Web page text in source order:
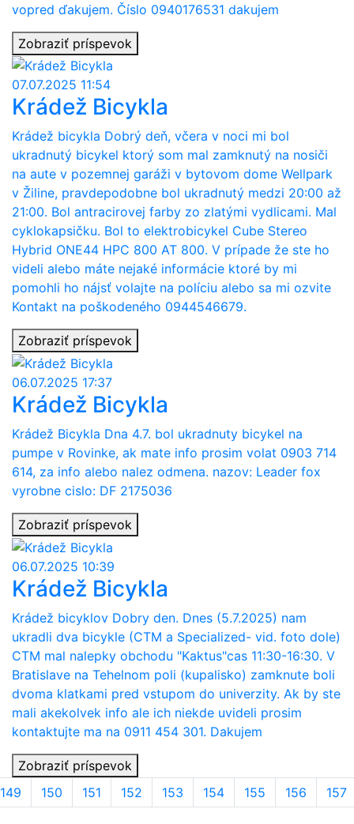
vopred ďakujem. Číslo 0940176531 dakujem
Zobraziť príspevok
07.07.2025 11:54
Krádež Bicykla
Krádež bicykla Dobrý deň, včera v noci mi bol
ukradnutý bicykel ktorý som mal zamknutý na nosiči
na aute v pozemnej garáži v bytovom dome Wellpark
v Žiline, pravdepodobne bol ukradnutý medzi 20:00 až
21:00. Bol antracirovej farby zo zlatými vydlicami. Mal
cyklokapsičku. Bol to elektrobicykel Cube Stereo
Hybrid ONE44 HPC 800 AT 800. V prípade že ste ho
videli alebo máte nejaké informácie ktoré by mi
pomohli ho nájsť volajte na políciu alebo sa mi ozvite
Kontakt na poškodeného 0944546679.
Zobraziť príspevok
06.07.2025 17:37
Krádež Bicykla
Krádež Bicykla Dna 4.7. bol ukradnuty bicykel na
pumpe v Rovinke, ak mate info prosim volat 0903 714
614, za info alebo nalez odmena. nazov: Leader fox
vyrobne cislo: DF 2175036
Zobraziť príspevok
06.07.2025 10:39
Krádež Bicykla
Krádež bicyklov Dobry den. Dnes (5.7.2025) nam
ukradli dva bicykle (CTM a Specialized- vid. foto dole)
CTM mal nalepky obchodu "Kaktus"cas 11:30-16:30. V
Bratislave na Tehelnom poli (kupalisko) zamknute boli
dvoma klatkami pred vstupom do univerzity. Ak by ste
mali akekolvek info ale ich niekde uvideli prosim
kontaktujte ma na 0911 454 301. Dakujem
Zobraziť príspevok
149
150 151 152 153 154 155 156 157